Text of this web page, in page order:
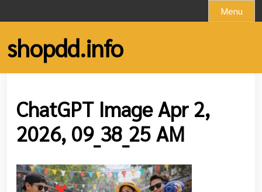
to
content
Menu
shopdd.info
ChatGPT Image Apr 2,
2026, 09_38_25 AM